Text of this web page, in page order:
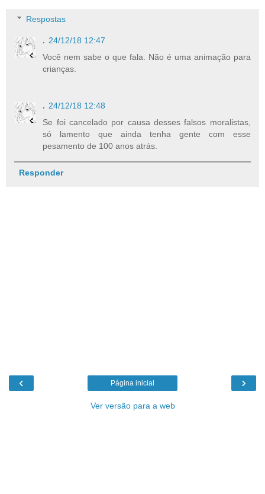
Respostas
. 24/12/18 12:47
Você nem sabe o que fala. Não é uma animação para
crianças.
. 24/12/18 12:48
Se foi cancelado por causa desses falsos moralistas,
só lamento que ainda tenha gente com esse
pesamento de 100 anos atrás.
Responder
‹ ›
Página inicial
Ver versão para a web